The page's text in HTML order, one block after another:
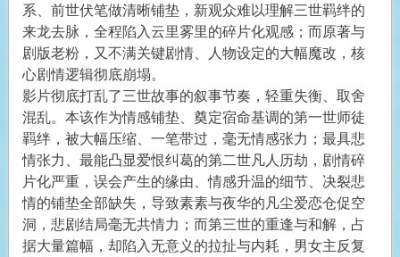
系、前世伏笔做清晰铺垫，新观众难以理解三世羁绊的
来龙去脉，全程陷入云里雾里的碎片化观感；而原著与
剧版老粉，又不满关键剧情、人物设定的大幅魔改，核
心剧情逻辑彻底崩塌。
影片彻底打乱了三世故事的叙事节奏，轻重失衡、取舍
混乱。本该作为情感铺垫、奠定宿命基调的第一世师徒
羁绊，被大幅压缩、一笔带过，毫无情感张力；最具悲
情张力、最能凸显爱恨纠葛的第二世凡人历劫，剧情碎
片化严重，误会产生的缘由、情感升温的细节、决裂悲
情的铺垫全部缺失，导致素素与夜华的凡尘爱恋仓促空
洞，悲剧结局毫无共情力；而第三世的重逢与和解，占
据大量篇幅，却陷入无意义的拉扯与内耗，男女主反复